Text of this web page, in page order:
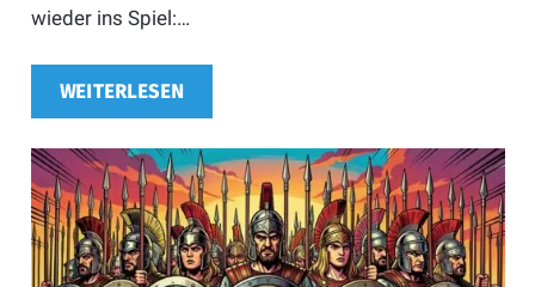
wieder ins Spiel:…
WEITERLESEN